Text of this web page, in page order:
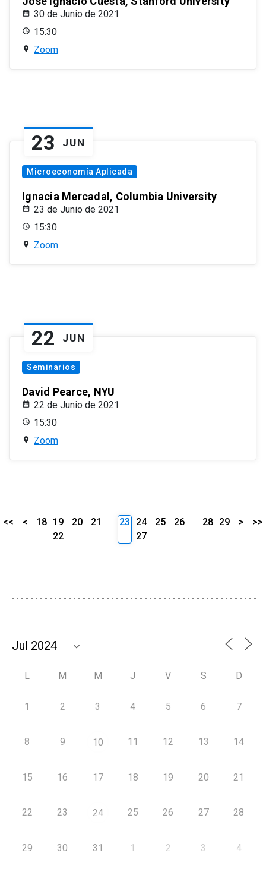
30 de Junio de 2021
15:30
Zoom
23 JUN
Microeconomía Aplicada
Ignacia Mercadal, Columbia University
23 de Junio de 2021
15:30
Zoom
22 JUN
Seminarios
David Pearce, NYU
22 de Junio de 2021
15:30
Zoom
<< < 18 19 20
21
22
23 24 25
26
27
28 29 > >>
L M M J V S D
1 2 3 4 5 6 7
8 9 10 11 12 13 14
15 16 17 18 19 20 21
22 23 24 25 26 27 28
29 30 31 1 2 3 4